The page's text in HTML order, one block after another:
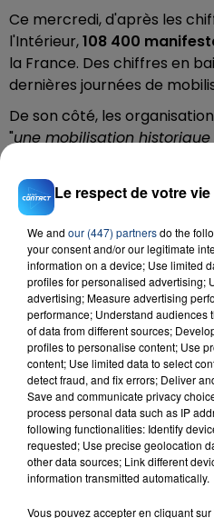
Ce mercredi, d'après les
l'Intérieur,108 400
la France. Des chiffres en
dernières journées de
De son côté, les
"une mobilisation
et le soutien sans faille de
Téléchargez gratuitement
sur
TAYC &
Le respect de votre
We and our (447) partnersdo the
your consent and/or our legitimate
information on a device; Use limited
profiles for personalised advertising;
advertising; Measure advertising
performance; Understand audiences
of data from different sources;
profiles to personalise content; Use
content; Use limited data to select
detect fraud, and fix errors; Deliver
Save and communicate privacy
process personal data such as IP
following functionalities: Identify
requested; Use precise geolocation
other data sources; Link different
information transmitted automatically.
Vous pouvez accepter en cliquant